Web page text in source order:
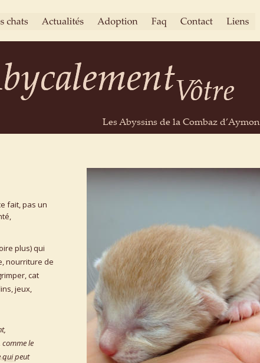
Les Abyssins de la Combaz d’Aymon
fait, pas un
plus) qui
nourriture de
cat
jeux,
comme le
qui peut
Vôtre
Vôtre